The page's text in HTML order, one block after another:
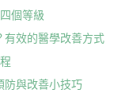
個等級
有效的醫學改善方式
防與改善小技巧